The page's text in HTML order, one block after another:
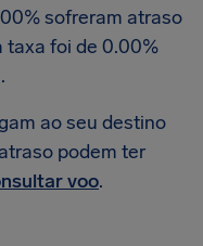
sofreram atraso
taxa foi de 0.00%
ao seu destino
podem ter
voo.